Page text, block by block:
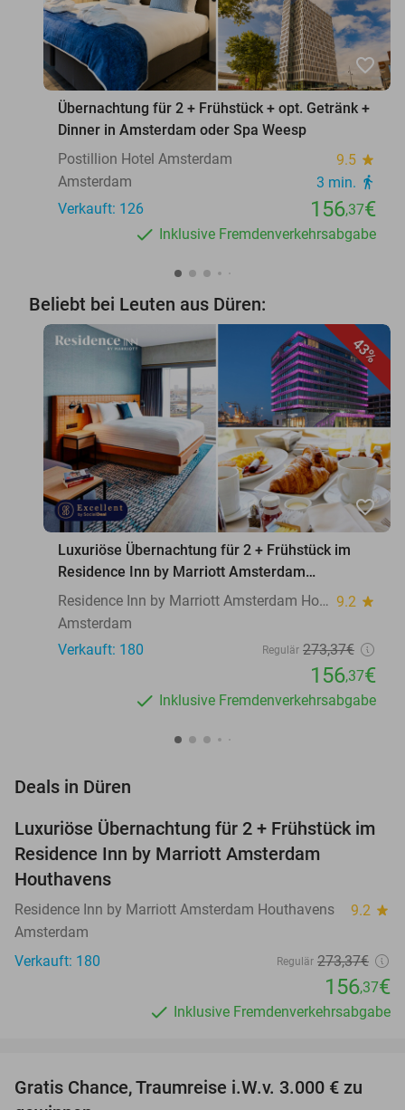
favorite_border
Übernachtung für 2 + Frühstück + opt. Getränk +
Dinner in Amsterdam oder Spa Weesp
Postillion Hotel Amsterdam
9.5 star
Amsterdam 3 min. directions_walk
Verkauft: 126 156,37€
Inklusive Fremdenverkehrsabgabe
Beliebt bei Leuten aus Düren:
43%
favorite_border
Luxuriöse Übernachtung für 2 + Frühstück im
Residence Inn by Marriott Amsterdam
Houthavens
Residence Inn by Marriott Amsterdam Houthavens 9.2 star
Amsterdam
Verkauft: 180
Regulär 273,37€
156,37€
Inklusive Fremdenverkehrsabgabe
Deals in Düren
43%
Luxuriöse Übernachtung für 2 + Frühstück im
Residence Inn by Marriott Amsterdam
Houthavens
Residence Inn by Marriott Amsterdam Houthavens 9.2 star
Amsterdam
Verkauft: 180
Regulär 273,37€
156,37€
Inklusive Fremdenverkehrsabgabe
Gratis Chance, Traumreise i.W.v. 3.000 € zu